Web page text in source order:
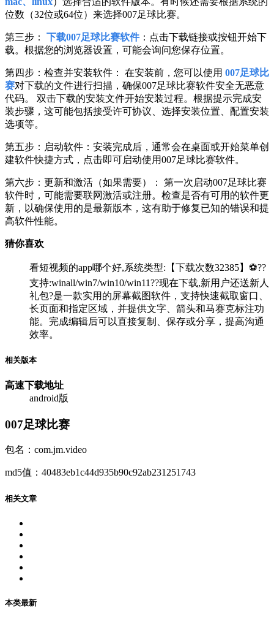
位数（32位或64位）来选择007足球比赛。
第三步： 下载007足球比赛软件：点击下载链接或按钮开始下
载。根据您的浏览器设置，可能会询问您保存位置。
第四步：检查并安装软件： 在安装前，您可以使用 007足球比
赛对下载的文件进行扫描，确保007足球比赛软件安全无恶意
代码。 双击下载的安装文件开始安装过程。根据提示完成安
装步骤，这可能包括接受许可协议、选择安装位置、配置安装
选项等。
第五步：启动软件：安装完成后，通常会在桌面或开始菜单创
建软件快捷方式，点击即可启动使用007足球比赛软件。
第六步：更新和激活（如果需要）： 第一次启动007足球比赛
软件时，可能需要联网激活或注册。检查是否有可用的软件更
新，以确保使用的是最新版本，这有助于修复已知的错误和提
高软件性能。
猜你喜欢
看短视频的app哪个好,系统类型:【下载次数32385】⚽??
支持:winall/win7/win10/win11??现在下载,新用户还送新人
礼包?是一款实用的屏幕截图软件，支持快速截取窗口、
长页面和指定区域，并提供文字、箭头和马赛克标注功
能。完成编辑后可以直接复制、保存或分享，提高沟通
效率。
相关版本
高速下载地址
android版
007足球比赛
包名：com.jm.video
md5值：40483eb1c44d935b90c92ab231251743
相关文章
本类最新